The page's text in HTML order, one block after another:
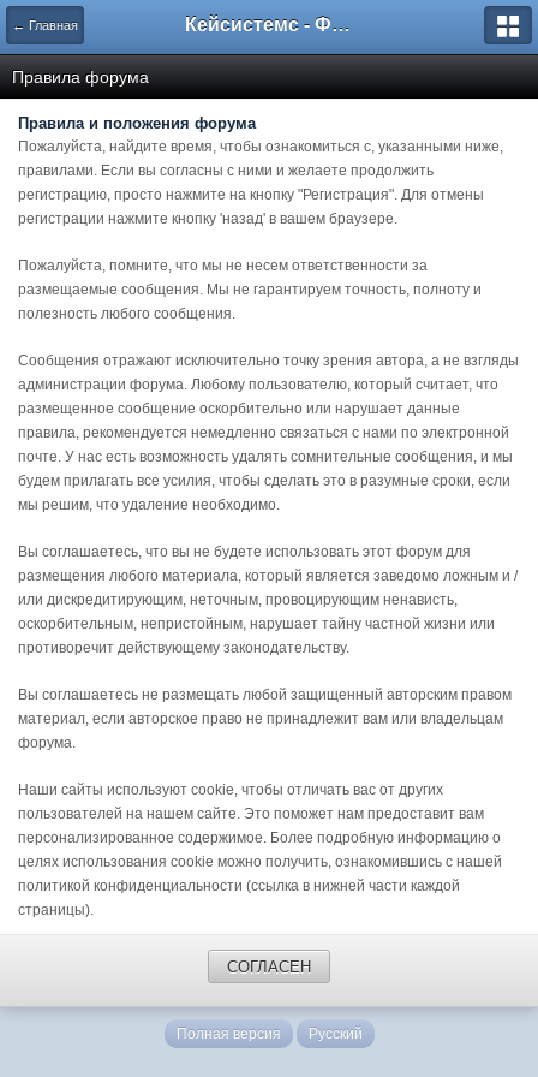
← Главная Кейсистемс - Форумы
Правила форума
Правила и положения форума
Пожалуйста, найдите время, чтобы ознакомиться с, указанными ниже,
правилами. Если вы согласны с ними и желаете продолжить
регистрацию, просто нажмите на кнопку "Регистрация". Для отмены
регистрации нажмите кнопку 'назад' в вашем браузере.
Пожалуйста, помните, что мы не несем ответственности за
размещаемые сообщения. Мы не гарантируем точность, полноту и
полезность любого сообщения.
Сообщения отражают исключительно точку зрения автора, а не взгляды
администрации форума. Любому пользователю, который считает, что
размещенное сообщение оскорбительно или нарушает данные
правила, рекомендуется немедленно связаться с нами по электронной
почте. У нас есть возможность удалять сомнительные сообщения, и мы
будем прилагать все усилия, чтобы сделать это в разумные сроки, если
мы решим, что удаление необходимо.
Вы соглашаетесь, что вы не будете использовать этот форум для
размещения любого материала, который является заведомо ложным и /
или дискредитирующим, неточным, провоцирующим ненависть,
оскорбительным, непристойным, нарушает тайну частной жизни или
противоречит действующему законодательству.
Вы соглашаетесь не размещать любой защищенный авторским правом
материал, если авторское право не принадлежит вам или владельцам
форума.
Наши сайты используют cookie, чтобы отличать вас от других
пользователей на нашем сайте. Это поможет нам предоставит вам
персонализированное содержимое. Более подробную информацию о
целях использования cookie можно получить, ознакомившись с нашей
политикой конфиденциальности (ссылка в нижней части каждой
страницы).
СОГЛАСЕН
Полная версия Русский